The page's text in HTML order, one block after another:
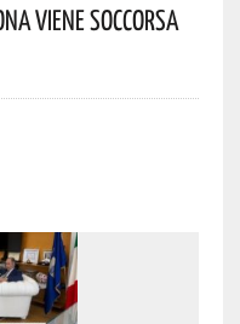
Viene Soccorsa